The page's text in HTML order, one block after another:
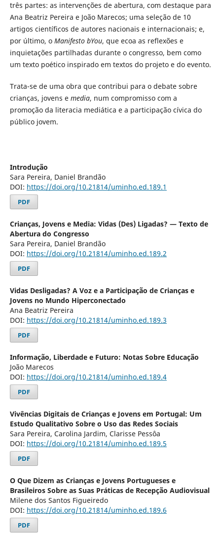
três partes: as intervenções de abertura, com destaque para
Ana Beatriz Pereira e João Marecos; uma seleção de 10
artigos científicos de autores nacionais e internacionais; e,
por último, o Manifesto bYou, que ecoa as reflexões e
inquietações partilhadas durante o congresso, bem como
um texto poético inspirado em textos do projeto e do evento.
Trata-se de uma obra que contribui para o debate sobre
crianças, jovens e media, num compromisso com a
promoção da literacia mediática e a participação cívica do
público jovem.
Introdução
Sara Pereira, Daniel Brandão
DOI: https://doi.org/10.21814/uminho.ed.189.1
PDF
Crianças, Jovens e Media: Vidas (Des) Ligadas? — Texto de
Abertura do Congresso
Sara Pereira, Daniel Brandão
DOI: https://doi.org/10.21814/uminho.ed.189.2
PDF
Vidas Desligadas? A Voz e a Participação de Crianças e
Jovens no Mundo Hiperconectado
Ana Beatriz Pereira
DOI: https://doi.org/10.21814/uminho.ed.189.3
PDF
Informação, Liberdade e Futuro: Notas Sobre Educação
João Marecos
DOI: https://doi.org/10.21814/uminho.ed.189.4
PDF
Vivências Digitais de Crianças e Jovens em Portugal: Um
Estudo Qualitativo Sobre o Uso das Redes Sociais
Sara Pereira, Carolina Jardim, Clarisse Pessôa
DOI: https://doi.org/10.21814/uminho.ed.189.5
PDF
O Que Dizem as Crianças e Jovens Portugueses e
Brasileiros Sobre as Suas Práticas de Recepção Audiovisual
Milene dos Santos Figueiredo
DOI: https://doi.org/10.21814/uminho.ed.189.6
PDF